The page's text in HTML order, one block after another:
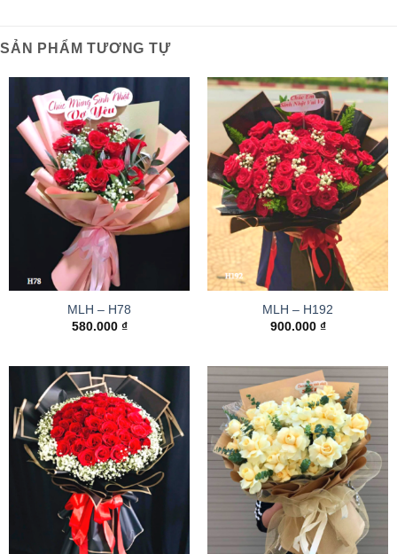
SẢN PHẨM TƯƠNG TỰ
MLH – H78
580.000 ₫
MLH – H192
900.000 ₫